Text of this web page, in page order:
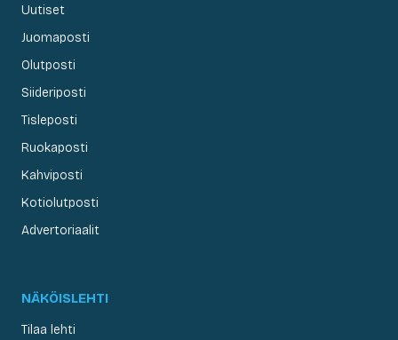
Uutiset
Juomaposti
Olutposti
Siideriposti
Tisleposti
Ruokaposti
Kahviposti
Kotiolutposti
Advertoriaalit
NÄKÖISLEHTI
Tilaa lehti